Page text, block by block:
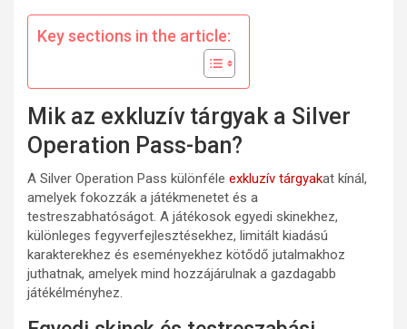
Key sections in the article:
Mik az exkluzív tárgyak a Silver
Operation Pass-ban?
A Silver Operation Pass különféle exkluzív tárgyakat kínál,
amelyek fokozzák a játékmenetet és a
testreszabhatóságot. A játékosok egyedi skinekhez,
különleges fegyverfejlesztésekhez, limitált kiadású
karakterekhez és eseményekhez kötődő jutalmakhoz
juthatnak, amelyek mind hozzájárulnak a gazdagabb
játékélményhez.